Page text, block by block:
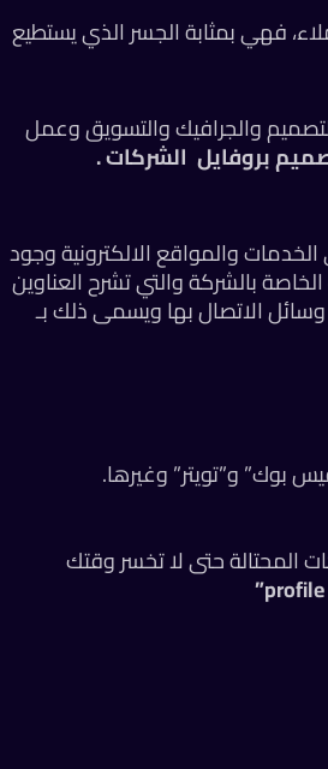
فهي بمثابة الجسر الذي يستطيع
والجرافيك والتسويق وعمل
بروفايل الشركات .
والمواقع الالكترونية وجود
بالشركة والتي تشرح العناوين
وسائل الاتصال بها ويسمى ذلك بـ
بوك” و”تويتر” وغيرها.
المحتالة حتى لا تخسر وقتك